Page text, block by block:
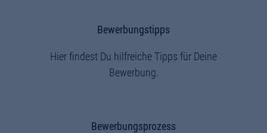
Bewerbungstipps
Hier findest Du hilfreiche Tipps für Deine
Bewerbung.
Bewerbungsprozess